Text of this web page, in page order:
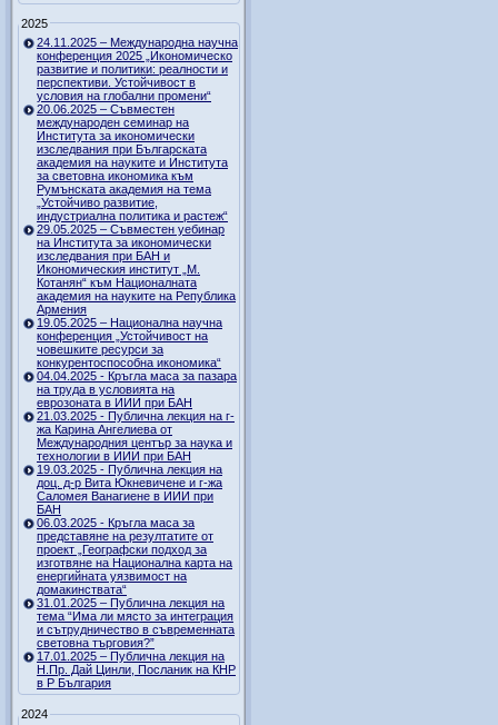
2025
24.11.2025 – Международна научна
конференция 2025 „Икономическо
развитие и политики: реалности и
перспективи. Устойчивост в
условия на глобални промени“
20.06.2025 – Съвместен
международен семинар на
Института за икономически
изследвания при Българската
академия на науките и Института
за световна икономика към
Румънската академия на тема
„Устойчиво развитие,
индустриална политика и растеж“
29.05.2025 – Съвместен уебинар
на Института за икономически
изследвания при БАН и
Икономическия институт „М.
Котанян“ към Националната
академия на науките на Република
Армения
19.05.2025 – Национална научна
конференция „Устойчивост на
човешките ресурси за
конкурентоспособна икономика“
04.04.2025 - Кръгла маса за пазара
на труда в условията на
еврозоната в ИИИ при БАН
21.03.2025 - Публична лекция на г-
жа Карина Ангелиева от
Международния център за наука и
технологии в ИИИ при БАН
19.03.2025 - Публична лекция на
доц. д-р Вита Юкневичене и г-жа
Саломея Ванагиене в ИИИ при
БАН
06.03.2025 - Кръгла маса за
представяне на резултатите от
проект „Географски подход за
изготвяне на Национална карта на
енергийната уязвимост на
домакинствата“
31.01.2025 – Публична лекция на
тема “Има ли място за интеграция
и сътрудничество в съвременната
световна търговия?”
17.01.2025 – Публична лекция на
Н.Пр. Дай Цинли, Посланик на КНР
в Р България
2024